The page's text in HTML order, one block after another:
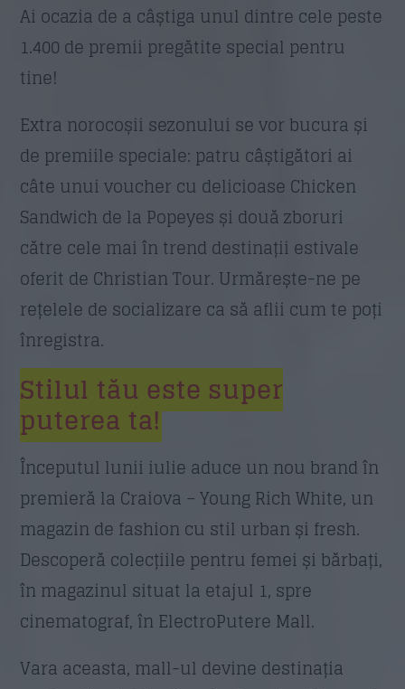
Ai ocazia de a câștiga unul dintre cele peste
1.400 de premii pregătite special pentru
tine!
Extra norocoșii sezonului se vor bucura și
de premiile speciale: patru câștigători ai
câte unui voucher cu delicioase Chicken
Sandwich de la Popeyes și două zboruri
către cele mai în trend destinații estivale
oferit de Christian Tour. Urmărește-ne pe
rețelele de socializare ca să aflii cum te poți
înregistra.
Stilul tău este super
puterea ta!
Începutul lunii iulie aduce un nou brand în
premieră la Craiova – Young Rich White, un
magazin de fashion cu stil urban și fresh.
Descoperă colecțiile pentru femei și bărbați,
în magazinul situat la etajul 1, spre
cinematograf, în ElectroPutere Mall.
Vara aceasta, mall-ul devine destinația